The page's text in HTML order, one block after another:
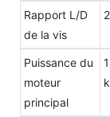
Rapport L/D
de la vis
Puissance du
moteur
principal